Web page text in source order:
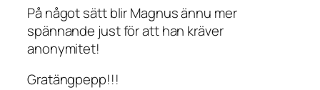
På något sätt blir Magnus ännu mer
spännande just för att han kräver
anonymitet!
Gratängpepp!!!